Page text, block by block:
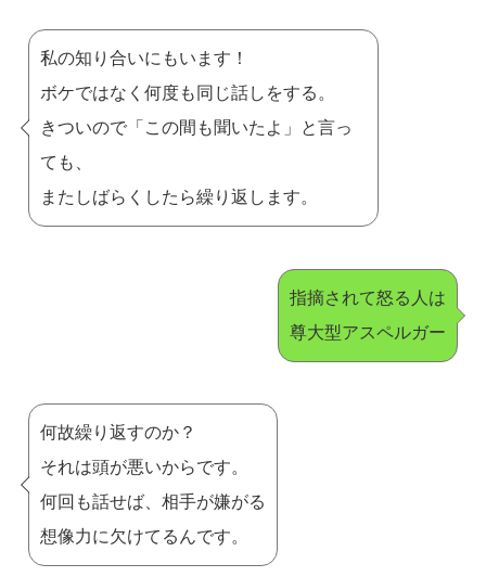
私の知り合いにもいます！
ボケではなく何度も同じ話しをする。
きついので「この間も聞いたよ」と言っ
ても、
またしばらくしたら繰り返します。
指摘されて怒る人は
尊大型アスペルガー
何故繰り返すのか？
それは頭が悪いからです。
何回も話せば、相手が嫌がる
想像力に欠けてるんです。